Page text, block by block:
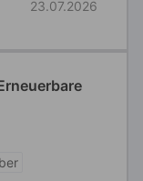
23.07.2026